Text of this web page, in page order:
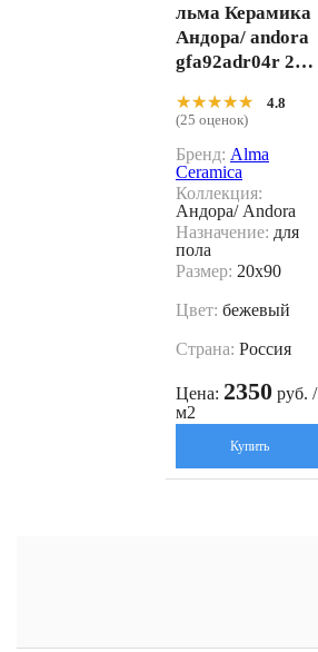
льма Керамика
Андора/ andora
gfa92adr04r 20x
★★★★★
★★★★★
4.8
(25 оценок)
Бренд: Alma
Ceramica
Коллекция:
Андора/ Andora
Назначение: для
пола
Размер: 20x90
Цвет: бежевый
Страна: Россия
Цена: 2350 руб. /
м2
Купить